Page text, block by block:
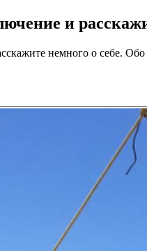
и
немного о себе.